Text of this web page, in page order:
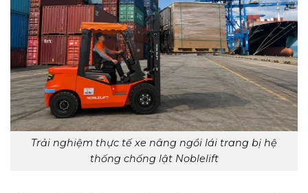
Trải nghiệm thực tế xe nâng ngồi lái trang bị hệ
thống chống lật Noblelift